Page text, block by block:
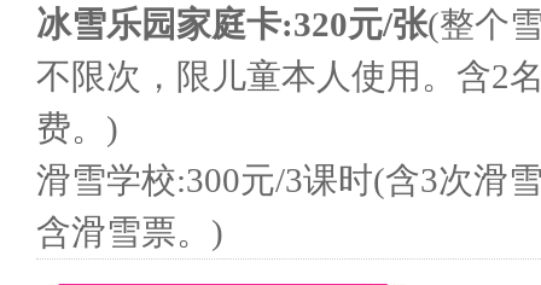
冰雪乐园家庭卡:320元/张(整个
不限次，限儿童本人使用。含2
费。)
滑雪学校:300元/3课时(含3次滑
含滑雪票。)